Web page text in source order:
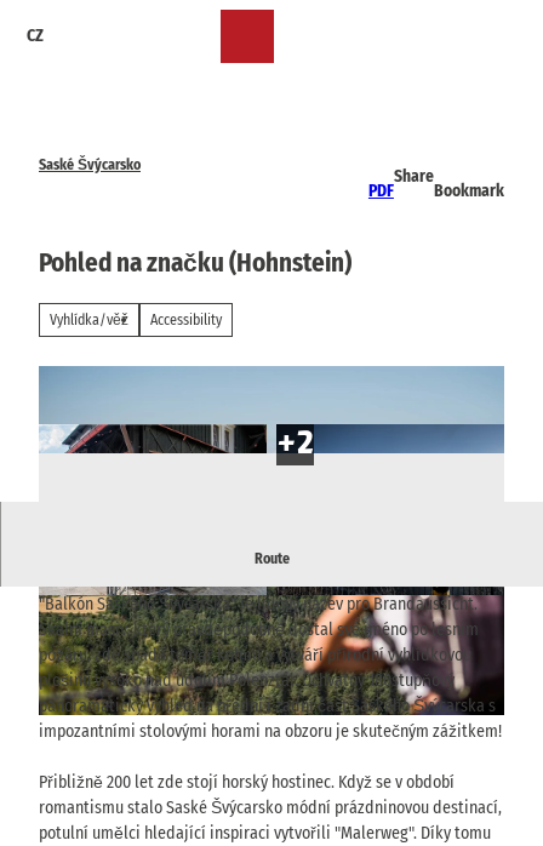
CZ
Saské Švýcarsko
PDF
Share
Bookmark
Pohled na značku (Hohnstein)
Vyhlídka/věž Accessibility
© THIEL Public Relations, Sebastian Thiel |CC-BY-SA
© viawww.saechsische-schweiz.de, Florian Tryk
owski |CC-BY-SA
© TVSSW, Sebastian Thiel | CC-BY-SA
Route
Panoramatický výhled ze skalnaté plošiny zvané Brand u
"Balkón Saského Švýcarska" je lidový název pro Brandaussicht.
Skalní masiv, který pravděpodobně dostal své jméno po lesním
požáru, zde spadá téměř kolmo a vytváří přírodní vyhlídkovou
plošinu vysoko nad údolím Polenztal. Úchvatný 180stupňový
panoramatický výhled na přední i zadní část Saského Švýcarska s
impozantními stolovými horami na obzoru je skutečným zážitkem!
Přibližně 200 let zde stojí horský hostinec. Když se v období
romantismu stalo Saské Švýcarsko módní prázdninovou destinací,
potulní umělci hledající inspiraci vytvořili "Malerweg". Díky tomu